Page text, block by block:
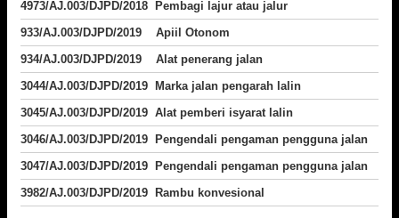
4973/AJ.003/DJPD/2018
Pembagi lajur atau jalur
933/AJ.003/DJPD/2019 Apiil Otonom
934/AJ.003/DJPD/2019 Alat penerang jalan
3044/AJ.003/DJPD/2019 Marka jalan pengarah lalin
3045/AJ.003/DJPD/2019 Alat pemberi isyarat lalin
3046/AJ.003/DJPD/2019 Pengendali pengaman pengguna jalan
3047/AJ.003/DJPD/2019 Pengendali pengaman pengguna jalan
3982/AJ.003/DJPD/2019 Rambu konvesional